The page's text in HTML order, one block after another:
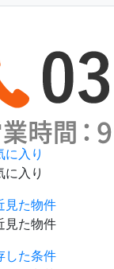
に入り
に入り
見た物件
見た物件
した条件